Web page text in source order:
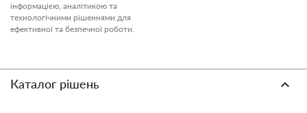
інформацією, аналітикою та
технологічними рішеннями для
ефективної та безпечної роботи.
Каталог рішень